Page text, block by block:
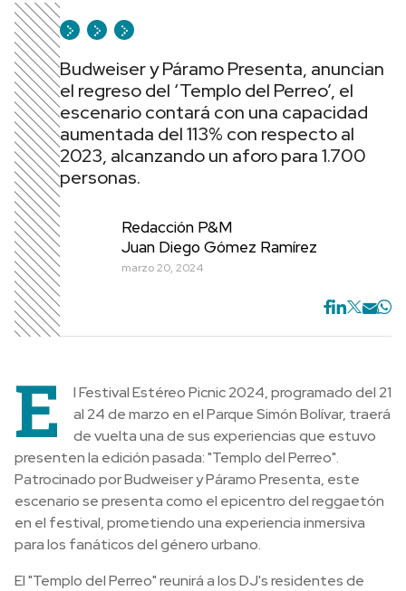
Budweiser y Páramo Presenta, anuncian
el regreso del ‘Templo del Perreo’, el
escenario contará con una capacidad
aumentada del 113% con respecto al
2023, alcanzando un aforo para 1.700
personas.
Redacción P&M
Juan Diego Gómez Ramírez
marzo 20, 2024
E
l Festival Estéreo Picnic 2024, programado del 21
al 24 de marzo en el Parque Simón Bolívar, traerá
de vuelta una de sus experiencias que estuvo
presenten la edición pasada: "Templo del Perreo".
Patrocinado por Budweiser y Páramo Presenta, este
escenario se presenta como el epicentro del reggaetón
en el festival, prometiendo una experiencia inmersiva
para los fanáticos del género urbano.
El "Templo del Perreo" reunirá a los DJ's residentes de